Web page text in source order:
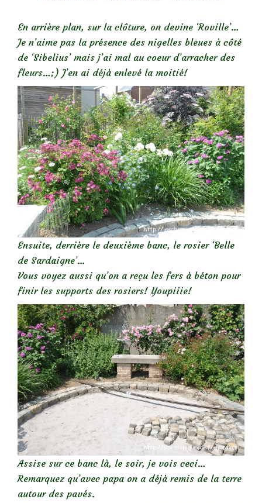
En arrière plan, sur la clôture, on devine ‘Roville’…
Je n’aime pas la présence des nigelles bleues à côté
de ‘Sibelius’ mais j’ai mal au coeur d’arracher des
fleurs…;) J’en ai déjà enlevé la moitié!
Ensuite, derrière le deuxième banc, le rosier ‘Belle
de Sardaigne’…
Vous voyez aussi qu’on a reçu les fers à béton pour
finir les supports des rosiers! Youpiiie!
Assise sur ce banc là, le soir, je vois ceci…
Remarquez qu’avec papa on a déjà remis de la terre
autour des pavés.